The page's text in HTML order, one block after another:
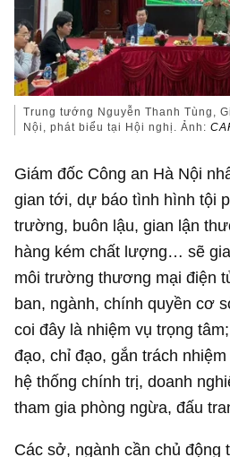
Trung tướng Nguyễn Thanh Tùng,
Nội, phát biểu tại Hội nghị. Ảnh:
Giám đốc Công an Hà Nội
gian tới, dự báo tình hình tội
trường, buôn lậu, gian lận
hàng kém chất lượng… sẽ
môi trường thương mại điện
ban, ngành, chính quyền cơ
coi đây là nhiệm vụ trọng
đạo, chỉ đạo, gắn trách
hệ thống chính trị, doanh
tham gia phòng ngừa, đấu
Các sở, ngành cần chủ động